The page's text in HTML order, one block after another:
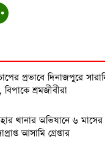
প্রভাবে দিনাজপুরে
বিপাকে শ্রমজীবীরা
থানার অভিযানে ৬ মাসের
আসামি গ্রেপ্তার